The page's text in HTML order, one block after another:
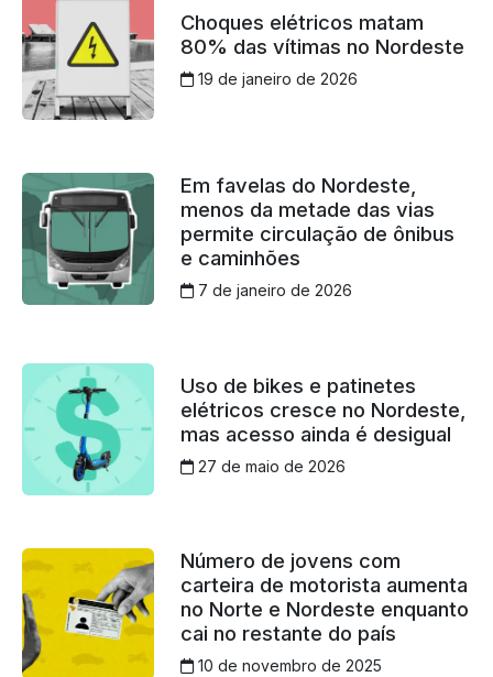
Choques elétricos matam
80% das vítimas no Nordeste
19 de janeiro de 2026
Em favelas do Nordeste,
menos da metade das vias
permite circulação de ônibus
e caminhões
7 de janeiro de 2026
Uso de bikes e patinetes
elétricos cresce no Nordeste,
mas acesso ainda é desigual
27 de maio de 2026
Número de jovens com
carteira de motorista aumenta
no Norte e Nordeste enquanto
cai no restante do país
10 de novembro de 2025